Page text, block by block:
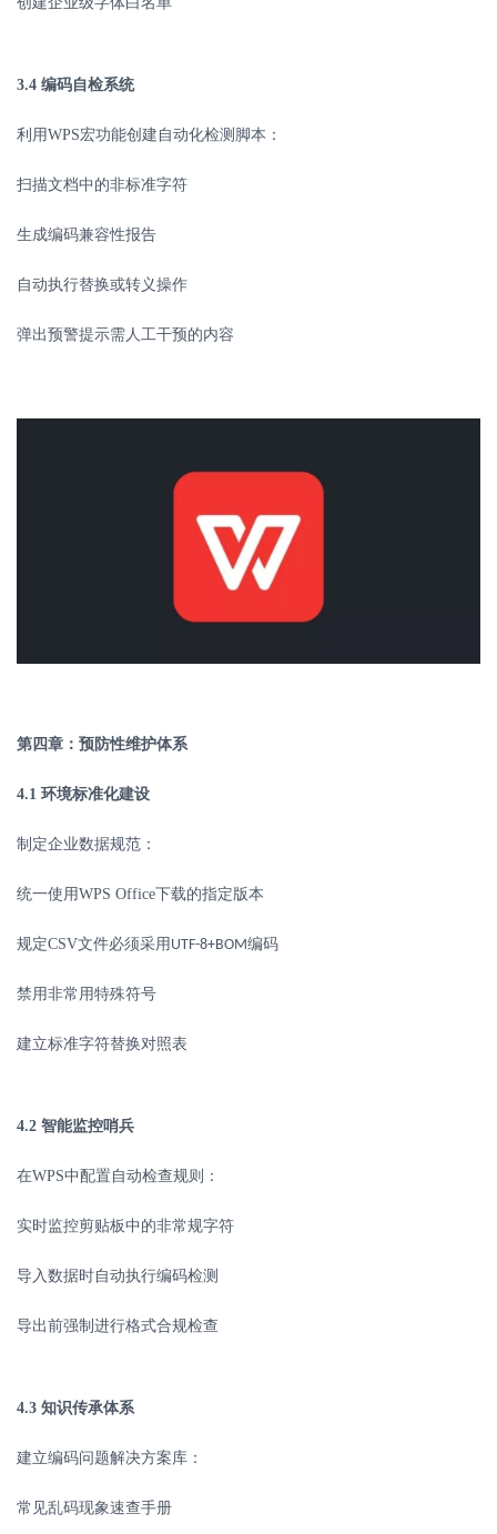
3.4 编码自检系统
利用WPS宏功能创建自动化检测脚本：
扫描文档中的非标准字符
生成编码兼容性报告
自动执行替换或转义操作
弹出预警提示需人工干预的内容
第四章：预防性维护体系
4.1 环境标准化建设
制定企业数据规范：
统一使用WPS Office下载的指定版本
规定CSV文件必须采用 UTF-8+BOM编码
禁用非常用特殊符号
建立标准字符替换对照表
4.2 智能监控哨兵
在WPS中配置自动检查规则：
实时监控剪贴板中的非常规字符
导入数据时自动执行编码检测
导出前强制进行格式合规检查
4.3 知识传承体系
建立编码问题解决方案库：
常见乱码现象速查手册